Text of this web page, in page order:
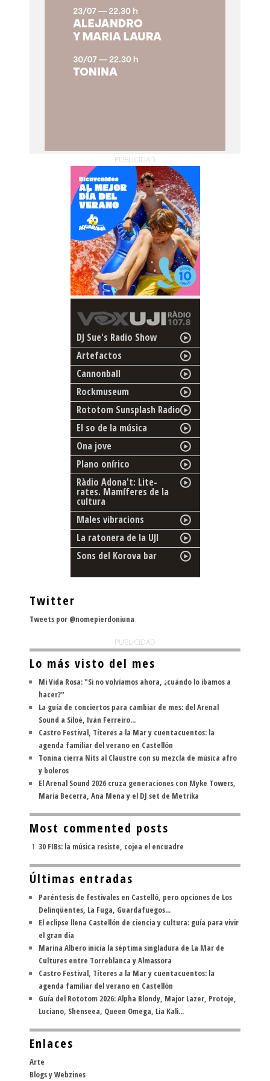
PUBLICIDAD
DJ Sue's Radio Show
Artefactos
Cannonball
Rockmuseum
Rototom Sunsplash Radio
El so de la música
Ona jove
Plano onírico
Ràdio Adona't: Lite-
rates. Mamíferes de la
cultura
Males vibracions
La ratonera de la UJI
Sons del Korova bar
Twitter
Tweets por @nomepierdoniuna
PUBLICIDAD
Lo más visto del mes
Mi Vida Rosa: "Si no volvíamos ahora, ¿cuándo lo íbamos a
hacer?"
La guía de conciertos para cambiar de mes: del Arenal
Sound a Siloé, Iván Ferreiro...
Castro Festival, Títeres a la Mar y cuentacuentos: la
agenda familiar del verano en Castellón
Tonina cierra Nits al Claustre con su mezcla de música afro
y boleros
El Arenal Sound 2026 cruza generaciones con Myke Towers,
María Becerra, Ana Mena y el DJ set de Metrika
Most commented posts
30 FIBs: la música resiste, cojea el encuadre
Últimas entradas
Paréntesis de festivales en Castelló, pero opciones de Los
Delinqüentes, La Fuga, Guardafuegos...
El eclipse llena Castellón de ciencia y cultura: guía para vivir
el gran día
Marina Albero inicia la séptima singladura de La Mar de
Cultures entre Torreblanca y Almassora
Castro Festival, Títeres a la Mar y cuentacuentos: la
agenda familiar del verano en Castellón
Guía del Rototom 2026: Alpha Blondy, Major Lazer, Protoje,
Luciano, Shenseea, Queen Omega, Lia Kali...
Enlaces
Arte
Blogs y Webzines